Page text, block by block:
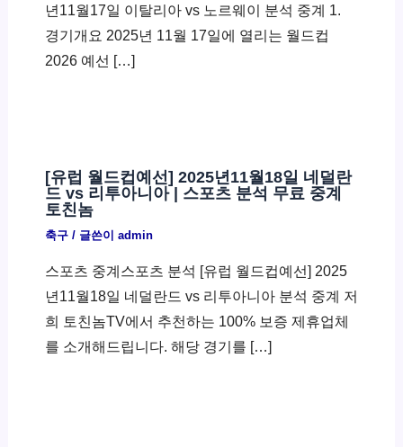
년11월17일 이탈리아 vs 노르웨이 분석 중계 1.
경기개요 2025년 11월 17일에 열리는 월드컵
2026 예선 […]
[유럽 월드컵예선] 2025년11월18일 네덜란
드 vs 리투아니아 | 스포츠 분석 무료 중계
토친놈
축구/ 글쓴이 admin
스포츠 중계스포츠 분석 [유럽 월드컵예선] 2025
년11월18일 네덜란드 vs 리투아니아 분석 중계 저
희 토친놈TV에서 추천하는 100% 보증 제휴업체
를 소개해드립니다. 해당 경기를 […]